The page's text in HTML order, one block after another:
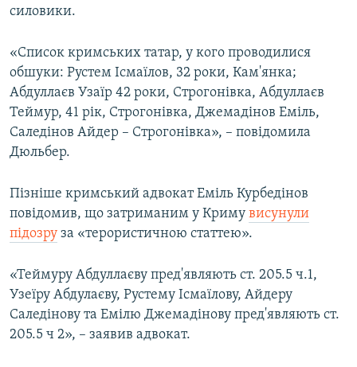
силовики.
«Список кримських татар, у кого проводилися
обшуки: Рустем Ісмаїлов, 32 роки, Кам'янка;
Абдуллаєв Узаїр 42 роки, Строгонівка, Абдуллаєв
Теймур, 41 рік, Строгонівка, Джемадінов Еміль,
Саледінов Айдер – Строгонівка», – повідомила
Дюльбер.
Пізніше кримський адвокат Еміль Курбедінов
повідомив, що затриманим у Криму висунули
підозру за «терористичною статтею».
«Теймуру Абдуллаєву пред'являють ст. 205.5 ч.1,
Узеїру Абдулаєву, Рустему Ісмаїлову, Айдеру
Саледінову та Емілю Джемадінову пред'являють ст.
205.5 ч 2», – заявив адвокат.